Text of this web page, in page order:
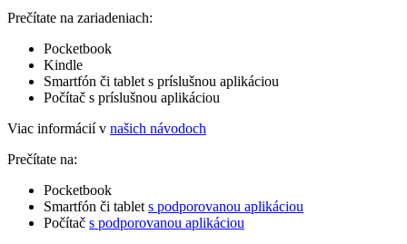
Prečítate na zariadeniach:
Pocketbook
Kindle
Smartfón či tablet s príslušnou aplikáciou
Počítač s príslušnou aplikáciou
Viac informácií v našich návodoch
Prečítate na:
Pocketbook
Smartfón či tablet s podporovanou aplikáciou
Počítač s podporovanou aplikáciou